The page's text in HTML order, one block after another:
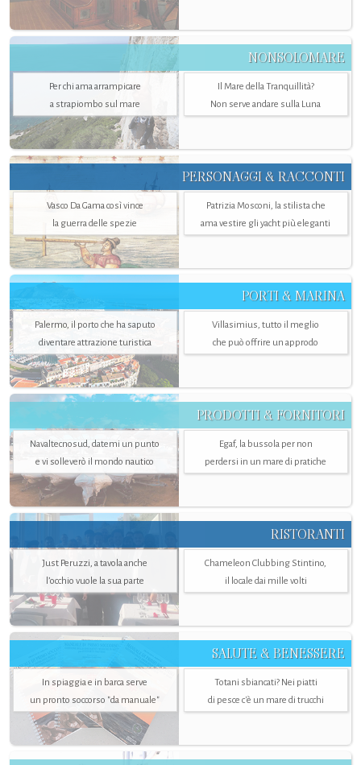
NONSOLOMARE
Per chi ama arrampicare
a strapiombo sul mare
Il Mare della Tranquillità?
Non serve andare sulla Luna
PERSONAGGI & RACCONTI
Vasco Da Gama così vince
la guerra delle spezie
Patrizia Mosconi, la stilista che
ama vestire gli yacht più eleganti
PORTI & MARINA
Palermo, il porto che ha saputo
diventare attrazione turistica
Villasimius, tutto il meglio
che può offrire un approdo
PRODOTTI & FORNITORI
Navaltecnosud, datemi un punto
e vi solleverò il mondo nautico
Egaf, la bussola per non
perdersi in un mare di pratiche
RISTORANTI
Just Peruzzi, a tavola anche
l’occhio vuole la sua parte
Chameleon Clubbing Stintino,
il locale dai mille volti
SALUTE & BENESSERE
In spiaggia e in barca serve
un pronto soccorso "da manuale"
Totani sbiancati? Nei piatti
di pesce c'è un mare di trucchi